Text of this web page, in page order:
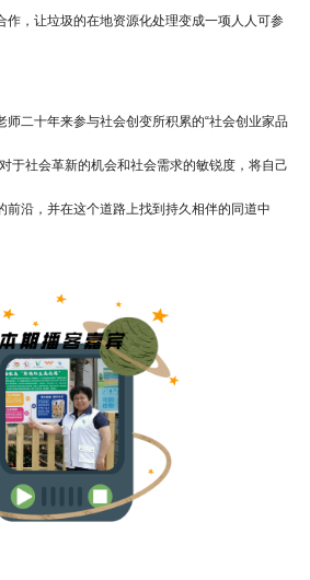
作，让垃圾的在地资源化处理变成一项人人可参
师二十年来参与社会创变所积累的“社会创业家品
于社会革新的机会和社会需求的敏锐度，将自己
前沿，并在这个道路上找到持久相伴的同道中